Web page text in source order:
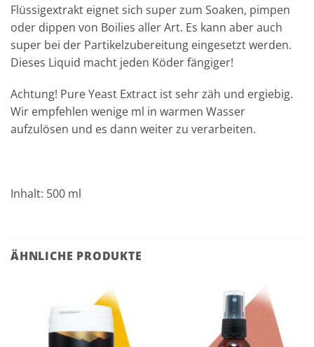
Flüssigextrakt eignet sich super zum Soaken, pimpen
oder dippen von Boilies aller Art. Es kann aber auch
super bei der Partikelzubereitung eingesetzt werden.
Dieses Liquid macht jeden Köder fängiger!
Achtung! Pure Yeast Extract ist sehr zäh und ergiebig.
Wir empfehlen wenige ml in warmen Wasser
aufzulösen und es dann weiter zu verarbeiten.
Inhalt: 500 ml
ÄHNLICHE PRODUKTE